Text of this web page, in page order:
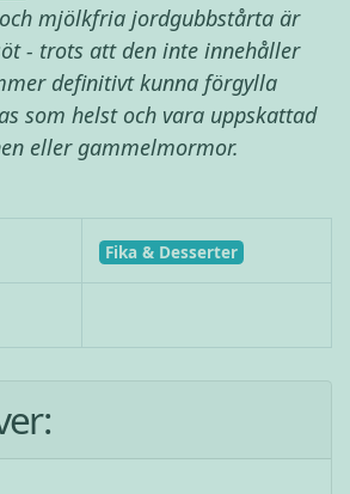
mjölkfria jordgubbstårta är
- trots att den inte innehåller
definitivt kunna förgylla
som helst och vara uppskattad
eller gammelmormor.
Fika & Desserter